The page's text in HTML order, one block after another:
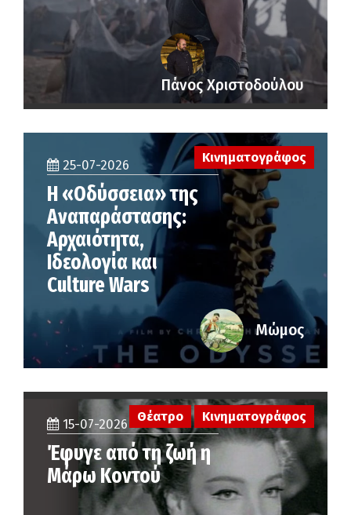
Πάνος Χριστοδούλου
25-07-2026
Η «Οδύσσεια» της
Αναπαράστασης:
Αρχαιότητα,
Ιδεολογία και
Culture Wars
Κινηματογράφος
Μώμος
15-07-2026
Έφυγε από τη ζωή η
Μάρω Κοντού
Θέατρο Κινηματογράφος